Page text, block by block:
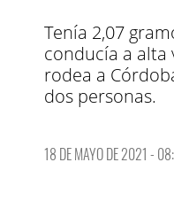
Tenía 2,07
conducía a alta
rodea a
dos personas.
18 DE MAYO DE 2021 -